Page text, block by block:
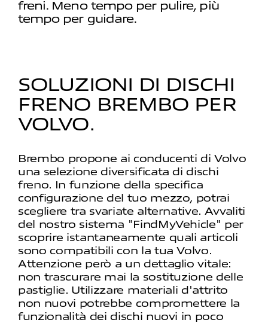
freni. Meno tempo per pulire, più
tempo per guidare.
SOLUZIONI DI DISCHI
FRENO BREMBO PER
VOLVO.
Brembo propone ai conducenti di Volvo
una selezione diversificata di dischi
freno. In funzione della specifica
configurazione del tuo mezzo, potrai
scegliere tra svariate alternative. Avvaliti
del nostro sistema "FindMyVehicle" per
scoprire istantaneamente quali articoli
sono compatibili con la tua Volvo.
Attenzione però a un dettaglio vitale:
non trascurare mai la sostituzione delle
pastiglie. Utilizzare materiali d'attrito
non nuovi potrebbe compromettere la
funzionalità dei dischi nuovi in poco